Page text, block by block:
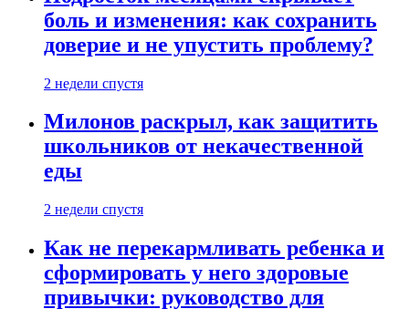
боль и изменения: как сохранить
доверие и не упустить проблему?
2 недели спустя
Милонов раскрыл, как защитить
школьников от некачественной
еды
2 недели спустя
Как не перекармливать ребенка и
сформировать у него здоровые
привычки: руководство для